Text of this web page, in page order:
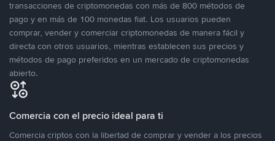
transacciones de criptomonedas con más de 800 métodos de
pago y en más de 100 monedas fiat. Los usuarios pueden
comprar, vender y comerciar criptomonedas de manera fácil y
directa con otros usuarios, mientras establecen sus precios y
métodos de pago preferidos en un mercado de criptomonedas
abierto.
Comercia con el precio ideal para ti
Comercia criptos con la libertad de comprar y vender a los precios